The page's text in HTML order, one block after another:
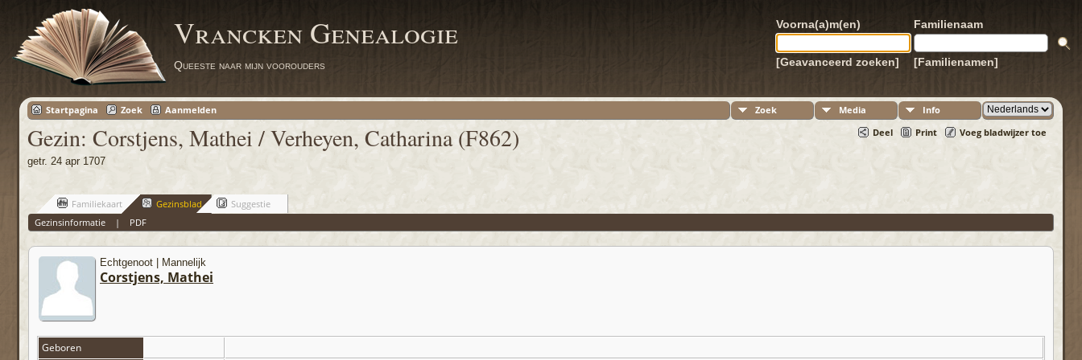
Vrancken Genealogie
Queeste naar mijn voorouders
Voorna(a)m(en) Familienaam
[Geavanceerd zoeken] [Familienamen]
Startpagina Zoek Aanmelden Zoek Media
Info
Deel
Print Voeg bladwijzer toe
Gezin: Corstjens, Mathei / Verheyen, Catharina (F862)
getr. 24 apr 1707
Familiekaart Gezinsblad
Suggestie
Gezinsinformatie| PDF
Echtgenoot | Mannelijk
Corstjens, Mathei
Geboren